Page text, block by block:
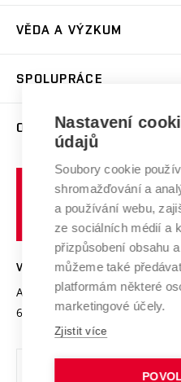
Sport na VUT
Dny otevřených dveří
Celoživotní vzdělávání
E-přihláška
Harmonogram akademického
Závěrečné práce
Doktorské studium
Zpracování osobních údajů
Sociální bezpečí
Studium bez bariér
Podpora podnikání
VĚDA A VÝZKUM
Mezinárodní vědecká rada
Systém zajišťování kvality
Výzkumné infrastruktury
Transfer znalostí
Open Science
Projekty
Projekty ze strukturálních
Specifický výzkum
SPOLUPRÁCE
Firemní spolupráce
Zahraniční spolupráce
Spolupráce se školami
Mezinárodní dohody
Univerzitní sítě
O UNIVERZITĚ
Profil univerzity
Udržitelná univerzita
Podnikavá univerzita /
Bezpečná univerzita
Vyznamenání
Organizační struktura
Ochrana osobních údajů
VYSOKÉ UČENÍ TECHNICKÉ V
Antonínská 548/1
602 00 Brno
Nastavení
údajů
Soubory cookie
shromažďování a
a používání webu,
ze sociálních médií a
přizpůsobení obsahu
můžeme také
platformám některé
marketingové účely.
Zjistit více